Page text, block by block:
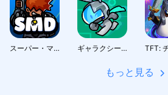
スーパー・マリーン・ディフェンス ギャラクシーガード
もっと見る